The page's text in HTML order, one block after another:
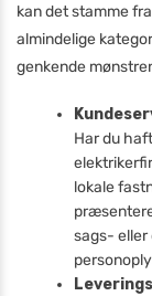
kan det stamme
almindelige
genkende
Har du
lokale
sags- eller